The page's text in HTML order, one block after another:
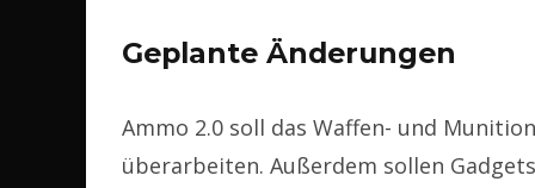
Geplante Änderungen
Ammo 2.0 soll das Waffen- und
überarbeiten. Außerdem sollen